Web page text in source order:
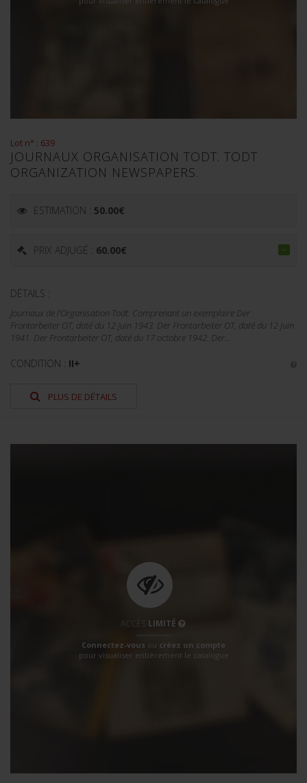
Lot n° : 639
JOURNAUX ORGANISATION TODT. TODT
ORGANIZATION NEWSPAPERS.
ESTIMATION : 50.00€
PRIX ADJUGÉ : 60.00€
DÉTAILS :
Journaux de l'Organisation Todt. Comprenant un exemplaire Der
Frontarbeiter OT, daté du 12 juin 1943. Der Frontarbeiter OT, daté du 12 juin
1941. Der Frontarbeiter OT, daté du 17 octobre 1942. Der...
CONDITION : II+
PLUS DE DÉTAILS
ACCÈS LIMITÉ
Connectez-vous ou créez un compte
pour visualiser entièrement le catalogue